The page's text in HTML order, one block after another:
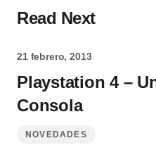
Read Next
21 febrero, 2013
Playstation 4 –
Consola
NOVEDADES